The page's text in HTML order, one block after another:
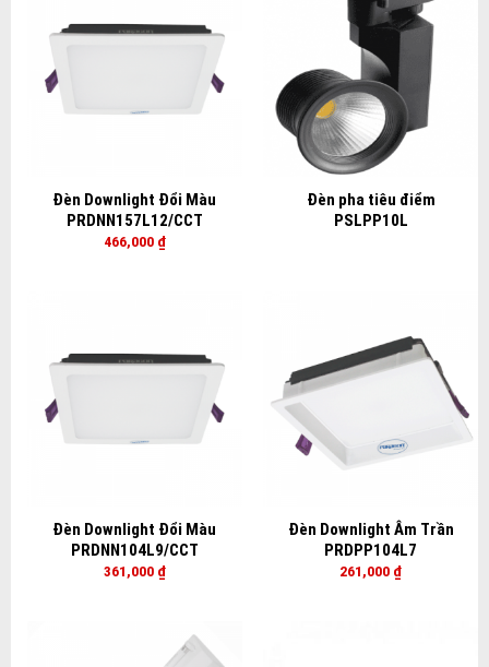
Đèn Downlight Đổi Màu
PRDNN157L12/CCT
466,000 ₫
Đèn pha tiêu điểm
PSLPP10L
Đèn Downlight Đổi Màu
PRDNN104L9/CCT
361,000 ₫
Đèn Downlight Âm Trần
PRDPP104L7
261,000 ₫